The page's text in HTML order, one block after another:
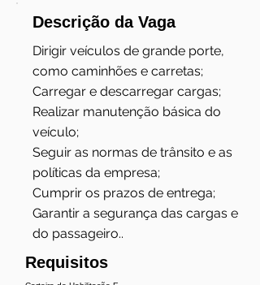
Descrição da Vaga
Dirigir veículos de grande porte,
como caminhões e carretas;
Carregar e descarregar cargas;
Realizar manutenção básica do
veículo;
Seguir as normas de trânsito e as
políticas da empresa;
Cumprir os prazos de entrega;
Garantir a segurança das cargas e
do passageiro..
Requisitos